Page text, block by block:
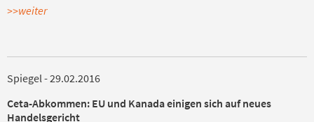
>>weiter
Spiegel - 29.02.2016
Ceta-Abkommen: EU und Kanada einigen sich auf neues
Handelsgericht